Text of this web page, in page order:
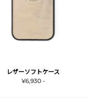
レザーソフトケース
¥6,930 -